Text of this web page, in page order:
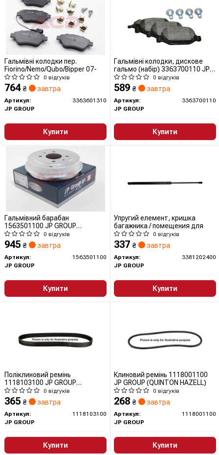
Гальмівні колодки пер.
Fiorino/Nemo/Qubo/Bipper 07-
0 відгуків
764 ₴ завтра
Артикул:
3363601310
JP GROUP
Купити
Гальмівні колодки, дискове
гальмо (набір) 3363700110 JP
GROUP (QUINTON HAZELL)
0 відгуків
589 ₴ завтра
Артикул:
3363700110
JP GROUP
Купити
Гальмівний барабан
1563501100 JP GROUP
(QUINTON HAZELL)
0 відгуків
945 ₴ завтра
Артикул:
1563501100
JP GROUP
Купити
Упругий елемент, кришка
багажника / помещения для
0 відгуків
337 ₴ завтра
Артикул:
3381202400
JP GROUP
Купити
Поліклиновий ремінь
1118103100 JP GROUP
(QUINTON HAZELL)
0 відгуків
365 ₴ завтра
Артикул:
1118103100
JP GROUP
Купити
Клиновий ремінь 1118001100
JP GROUP (QUINTON HAZELL)
0 відгуків
268 ₴ завтра
Артикул:
1118001100
JP GROUP
Купити